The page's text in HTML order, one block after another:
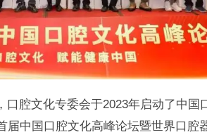
腔文化专委会于2023年启动了中国
中国口腔文化高峰论坛暨世界口腔